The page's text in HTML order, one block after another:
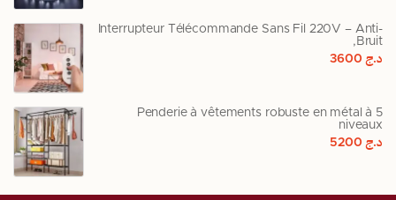
Interrupteur Télécommande Sans Fil 220V – Anti-
Bruit,
د.ج3600
Penderie à vêtements robuste en métal à 5
niveaux
د.ج5200